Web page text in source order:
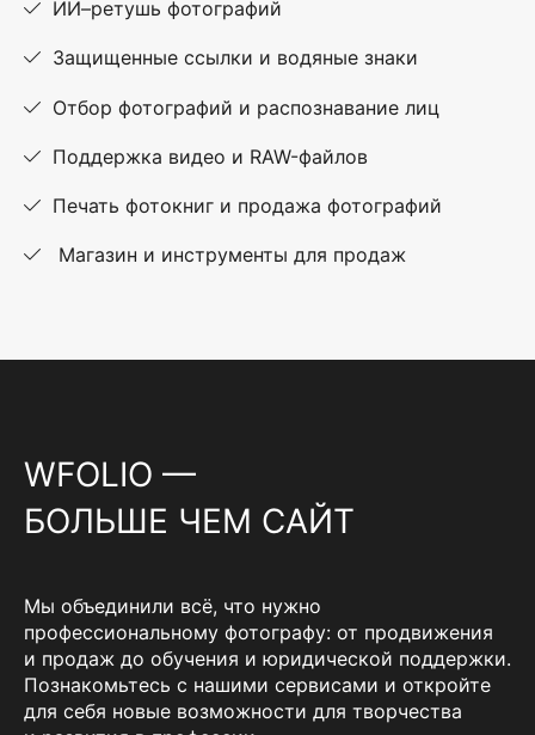
ИИ–ретушь фотографий
Защищенные ссылки и водяные знаки
Отбор фотографий и распознавание лиц
Поддержка видео и RAW-файлов
Печать фотокниг и продажа фотографий
Магазин и инструменты для продаж
WFOLIO —
БОЛЬШЕ ЧЕМ САЙТ
Мы объединили всё, что нужно
профессиональному фотографу: от продвижения
и продаж до обучения и юридической поддержки.
Познакомьтесь с нашими сервисами и откройте
для себя новые возможности для творчества